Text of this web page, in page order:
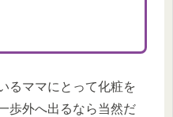
るママにとって化粧を
歩外へ出るなら当然だ